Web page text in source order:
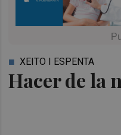
Hacer de la
XEITO I ESPENTA